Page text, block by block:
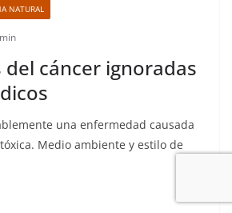
NATURAL
del cáncer ignoradas
una enfermedad causada
Medio ambiente y estilo de